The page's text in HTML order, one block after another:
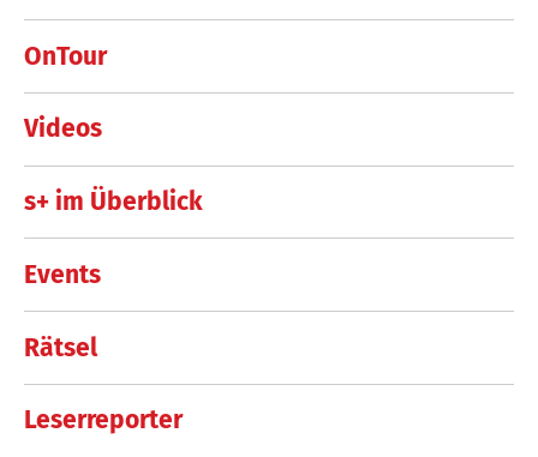
OnTour
Videos
s+ im Überblick
Events
Rätsel
Leserreporter